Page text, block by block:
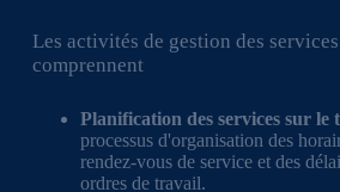
Les activités de gestion des
comprennent
Planification des services sur le
processus d'organisation des
rendez-vous de service et des
ordres de travail.